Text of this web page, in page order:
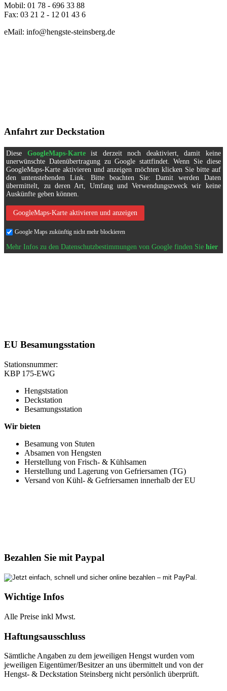
Mobil: 01 78 - 696 33 88
Fax: 03 21 2 - 12 01 43 6
eMail: info@hengste-steinsberg.de
Anfahrt zur Deckstation
Diese GoogleMaps-Karteist derzeit noch deaktiviert, damit keine
unerwünschte Datenübertragung zu Google stattfindet. Wenn Sie diese
GoogleMaps-Karte aktivieren und anzeigen möchten klicken Sie bitte auf
den untenstehenden Link. Bitte beachten Sie: Damit werden Daten
übermittelt, zu deren Art, Umfang und Verwendungszweck wir keine
Auskünfte geben können.
GoogleMaps-Karte aktivieren und anzeigen
Google Maps zukünftig nicht mehr blockieren
Mehr Infos zu den Datenschutzbestimmungen von Google finden Siehier
EU Besamungsstation
Stationsnummer:
KBP 175-EWG
Hengststation
Deckstation
Besamungsstation
Wir bieten
Besamung von Stuten
Absamen von Hengsten
Herstellung von Frisch- & Kühlsamen
Herstellung und Lagerung von Gefriersamen (TG)
Versand von Kühl- & Gefriersamen innerhalb der EU
Bezahlen Sie mit Paypal
Wichtige Infos
Alle Preise inkl Mwst.
Haftungsausschluss
Sämtliche Angaben zu dem jeweiligen Hengst wurden vom
jeweiligen Eigentümer/Besitzer an uns übermittelt und von der
Hengst- & Deckstation Steinsberg nicht persönlich überprüft.